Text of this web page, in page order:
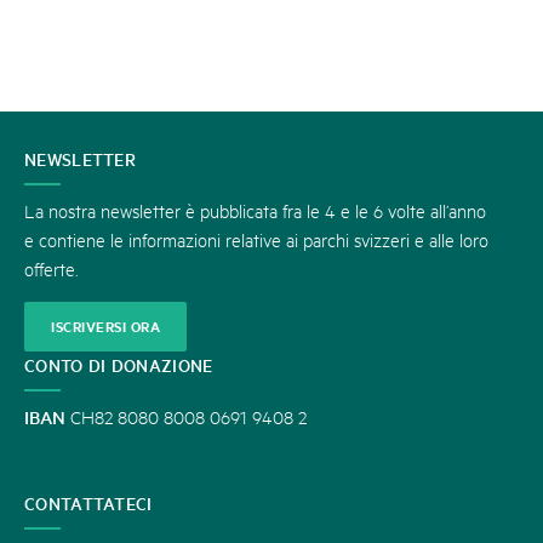
CONTATTATECI
NEWSLETTER
La nostra newsletter è pubblicata fra le 4 e le 6 volte all’anno
e contiene le informazioni relative ai parchi svizzeri e alle loro
offerte.
ISCRIVERSI ORA
CONTO DI DONAZIONE
IBAN CH82 8080 8008 0691 9408 2
CONTATTATECI